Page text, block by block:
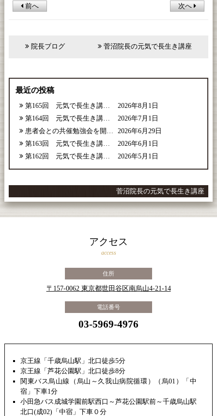
前へ 次へ
菅沼院長の元気で長生き講座
院長ブログ
最近の投稿
第165回 元気で長生き講座【2026年8月号】
2026年8月1日
第164回 元気で長生き講座【2026年7月号】
2026年7月1日
患者会との共催勉強会を開催しました
2026年6月29日
第163回 元気で長生き講座【2026年6月号】
2026年6月1日
第162回 元気で長生き講座【2026年5月号】
2026年5月1日
菅沼院長の元気で長生き講座
アクセス
access
住所
〒157-0062 東京都世田谷区南烏山4-21-14
電話番号
03-5969-4976
京王線「千歳烏山駅」北口徒歩5分
京王線「芦花公園駅」北口徒歩8分
関東バス烏山線（烏山～久我山病院循環）（烏01）「中
宿」下車1分
小田急バス成城学園前駅西口～芦花公園駅前～千歳烏山駅
北口(成02)「中宿」下車０分